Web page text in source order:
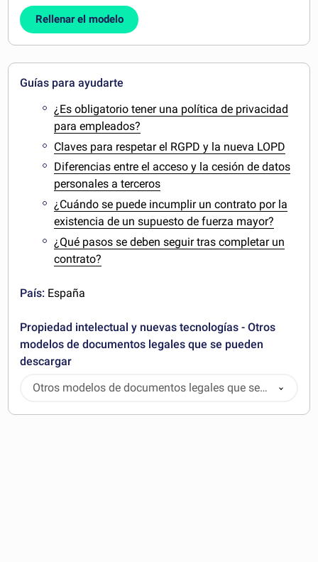
Rellenar el modelo
Guías para ayudarte
¿Es obligatorio tener una política de privacidad
para empleados?
Claves para respetar el RGPD y la nueva LOPD
Diferencias entre el acceso y la cesión de datos
personales a terceros
¿Cuándo se puede incumplir un contrato por la
existencia de un supuesto de fuerza mayor?
¿Qué pasos se deben seguir tras completar un
contrato?
País: España
Propiedad intelectual y nuevas tecnologías - Otros
modelos de documentos legales que se pueden
descargar
Otros modelos de documentos legales que se
pueden descargar